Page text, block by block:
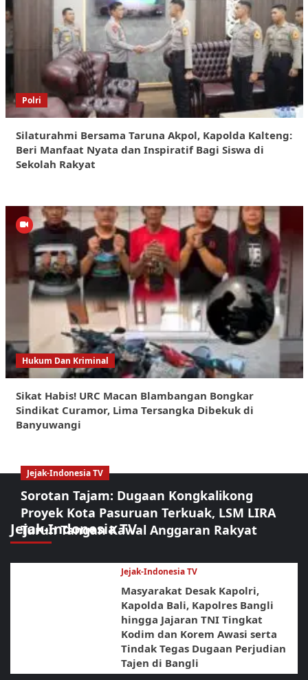
Polri
Silaturahmi Bersama Taruna Akpol, Kapolda Kalteng:
Beri Manfaat Nyata dan Inspiratif Bagi Siswa di
Sekolah Rakyat
Hukum Dan Kriminal
Sikat Habis! URC Macan Blambangan Bongkar
Sindikat Curamor, Lima Tersangka Dibekuk di
Banyuwangi
Jejak-Indonesia TV
Jejak-Indonesia TV
Sorotan Tajam: Dugaan Kongkalikong
Proyek Kota Pasuruan Terkuak, LSM LIRA
Turun Tangan Kawal Anggaran Rakyat
Jejak-Indonesia TV
Masyarakat Desak Kapolri,
Kapolda Bali, Kapolres Bangli
hingga Jajaran TNI Tingkat
Kodim dan Korem Awasi serta
Tindak Tegas Dugaan Perjudian
Tajen di Bangli